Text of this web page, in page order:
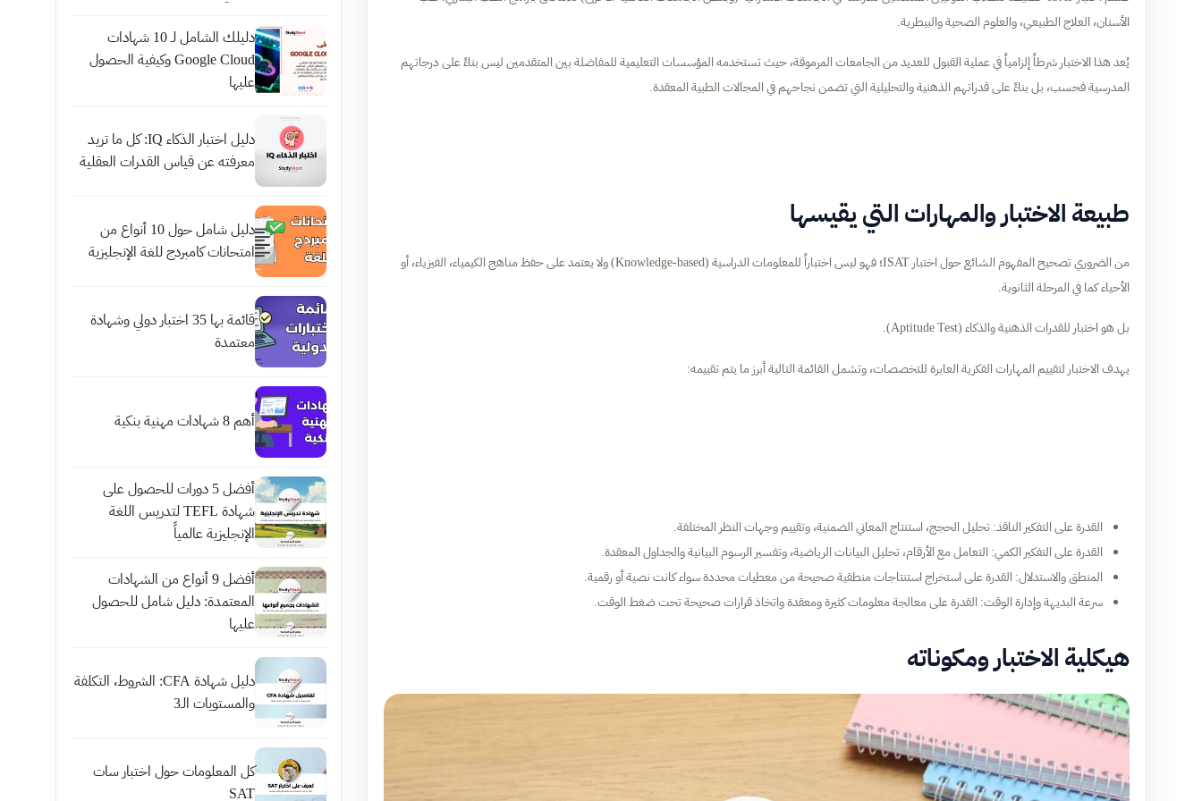
الأسنان، العلاج الطبيعي، والعلوم الصحية والبيطرية.
يُعد هذا الاختبار شرطاً إلزامياً في عملية القبول للعديد من الجامعات المرموقة، حيث تستخدمه المؤسسات التعليمية للمفاضلة بين المتقدمين ليس بناءً على درجاتهم
المدرسية فحسب، بل بناءً على قدراتهم الذهنية والتحليلية التي تضمن نجاحهم في المجالات الطبية المعقدة.
طبيعة الاختبار والمهارات التي يقيسها
من الضروري تصحيح المفهوم الشائع حول اختبار ISAT؛ فهو ليس اختباراً للمعلومات الدراسية (Knowledge-based) ولا يعتمد على حفظ مناهج الكيمياء، الفيزياء، أو
الأحياء كما في المرحلة الثانوية.
بل هو اختبار للقدرات الذهنية والذكاء (Aptitude Test).
يهدف الاختبار لتقييم المهارات الفكرية العابرة للتخصصات، وتشمل القائمة التالية أبرز ما يتم تقييمه:
القدرة على التفكير الناقد: تحليل الحجج، استنتاج المعاني الضمنية، وتقييم وجهات النظر المختلفة.
القدرة على التفكير الكمي: التعامل مع الأرقام، تحليل البيانات الرياضية، وتفسير الرسوم البيانية والجداول المعقدة.
المنطق والاستدلال: القدرة على استخراج استنتاجات منطقية صحيحة من معطيات محددة سواء كانت نصية أو رقمية.
سرعة البديهة وإدارة الوقت: القدرة على معالجة معلومات كثيرة ومعقدة واتخاذ قرارات صحيحة تحت ضغط الوقت.
هيكلية الاختبار ومكوناته
دليلك الشامل لـ 10 شهادات
Google Cloud وكيفية الحصول
عليها
دليل اختبار الذكاء IQ: كل ما تريد
معرفته عن قياس القدرات العقلية
دليل شامل حول 10 أنواع من
امتحانات كامبردج للغة الإنجليزية
قائمة بها 35 اختبار دولي وشهادة
معتمدة
أهم 8 شهادات مهنية بنكية
أفضل 5 دورات للحصول على
شهادة TEFL لتدريس اللغة
الإنجليزية عالمياً
أفضل 9 أنواع من الشهادات
المعتمدة: دليل شامل للحصول
عليها
دليل شهادة CFA: الشروط، التكلفة
والمستويات الـ3
كل المعلومات حول اختبار سات
SAT